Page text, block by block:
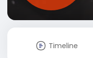
Timeline